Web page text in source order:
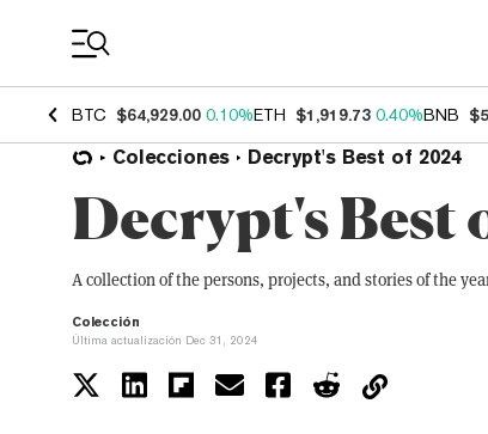
BTC $64,929.00 0.10%ETH $1,919.73 0.40%BNB
Colecciones Decrypt's Best of 2024
Decrypt's Best
A collection of the persons, projects, and stories of the
Colección
Última actualización Dec 31, 2024